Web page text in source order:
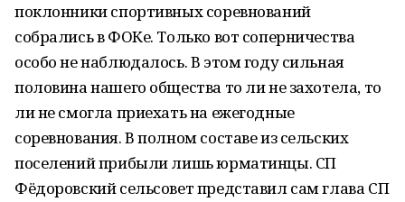
поклонники спортивных соревнований
собрались в ФОКе. Только вот соперничества
особо не наблюдалось. В этом году сильная
половина нашего общества то ли не захотела, то
ли не смогла приехать на ежегодные
соревнования. В полном составе из сельских
поселений прибыли лишь юрматинцы. СП
Фёдоровский сельсовет представил сам глава СП